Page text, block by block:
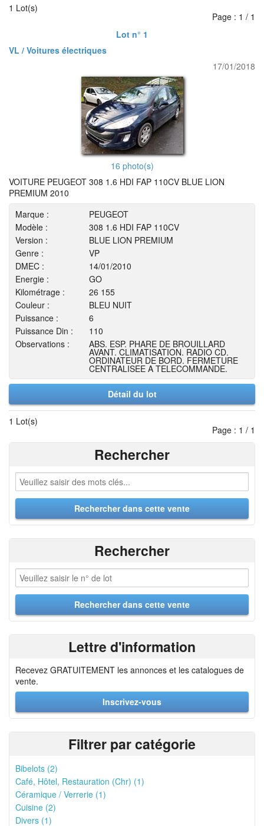
1 Lot(s)
Page : 1 / 1
Lot n° 1
VL / Voitures électriques
17/01/2018
16 photo(s)
VOITURE PEUGEOT 308 1.6 HDI FAP 110CV BLUE LION
PREMIUM 2010
Marque :
PEUGEOT
Modèle :
308 1.6 HDI FAP 110CV
Version :
BLUE LION PREMIUM
Genre :
VP
DMEC :
14/01/2010
Energie :
GO
Kilométrage :
26 155
Couleur :
BLEU NUIT
Puissance :
6
Puissance Din :
110
Observations :
ABS. ESP. PHARE DE BROUILLARD
AVANT. CLIMATISATION. RADIO CD.
ORDINATEUR DE BORD. FERMETURE
CENTRALISEE A TELECOMMANDE.
Détail du lot
1 Lot(s)
Page : 1 / 1
Rechercher
Rechercher
Lettre d'information
Recevez GRATUITEMENT les annonces et les catalogues de
vente.
Inscrivez-vous
Filtrer par catégorie
Bibelots (2)
Café, Hôtel, Restauration (Chr) (1)
Céramique / Verrerie (1)
Cuisine (2)
Divers (1)